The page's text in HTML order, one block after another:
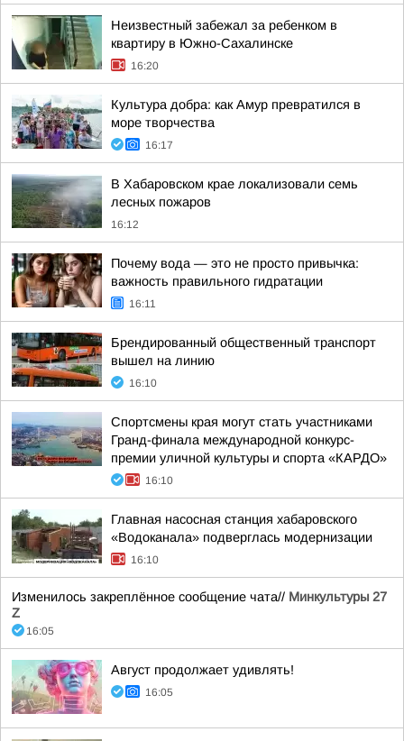
Неизвестный забежал за ребенком в
квартиру в Южно-Сахалинске
16:20
Культура добра: как Амур превратился в
море творчества
16:17
В Хабаровском крае локализовали семь
лесных пожаров
16:12
Почему вода — это не просто привычка:
важность правильного гидратации
16:11
Брендированный общественный транспорт
вышел на линию
16:10
Спортсмены края могут стать участниками
Гранд-финала международной конкурс-
премии уличной культуры и спорта «КАРДО»
16:10
Главная насосная станция хабаровского
«Водоканала» подверглась модернизации
16:10
Изменилось закреплённое сообщение чата// Минкультуры 27
Z
16:05
Август продолжает удивлять!
16:05